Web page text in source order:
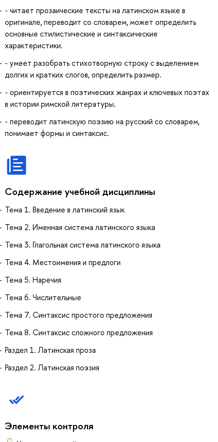
- читает прозаические тексты на латинском языке в
оригинале, переводит со словарем, может определить
основные стилистические и синтаксические
характеристики.
- умеет разобрать стихотворную строку с выделением
долгих и кратких слогов, определить размер.
- ориентируется в поэтических жанрах и ключевых поэтах
в истории римской литературы.
- переводит латинскую поэзию на русский со словарем,
понимает формы и синтаксис.
Содержание учебной дисциплины
Тема 1. Введение в латинский язык
Тема 2. Именная система латинского языка
Тема 3. Глагольная система латинского языка
Тема 4. Местоимения и предлоги
Тема 5. Наречия
Тема 6. Числительные
Тема 7. Синтаксис простого предложения
Тема 8. Синтаксис сложного предложения
Раздел 1. Латинская проза
Раздел 2. Латинская поэзия
Элементы контроля